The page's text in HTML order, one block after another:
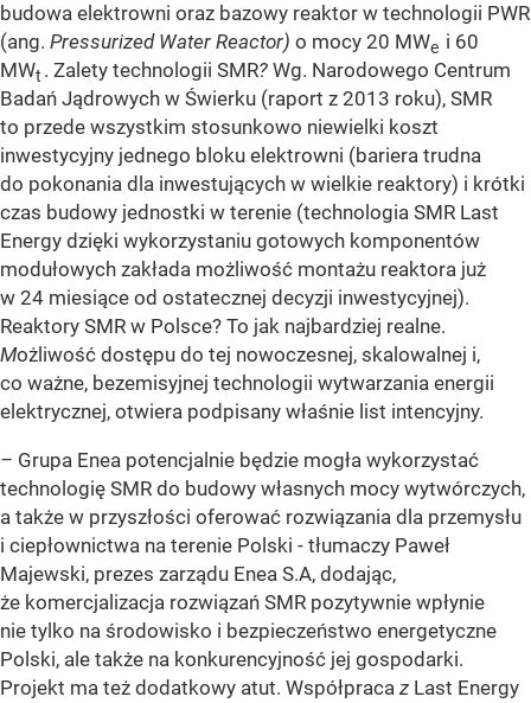
budowa elektrowni oraz bazowy reaktor w technologii PWR
(ang. Pressurized Water Reactor) o mocy 20 MWe i 60
MWt . Zalety technologii SMR? Wg. Narodowego Centrum
Badań Jądrowych w Świerku (raport z 2013 roku), SMR
to przede wszystkim stosunkowo niewielki koszt
inwestycyjny jednego bloku elektrowni (bariera trudna
do pokonania dla inwestujących w wielkie reaktory) i krótki
czas budowy jednostki w terenie (technologia SMR Last
Energy dzięki wykorzystaniu gotowych komponentów
modułowych zakłada możliwość montażu reaktora już
w 24 miesiące od ostatecznej decyzji inwestycyjnej).
Reaktory SMR w Polsce? To jak najbardziej realne.
Możliwość dostępu do tej nowoczesnej, skalowalnej i,
co ważne, bezemisyjnej technologii wytwarzania energii
elektrycznej, otwiera podpisany właśnie list intencyjny.
– Grupa Enea potencjalnie będzie mogła wykorzystać
technologię SMR do budowy własnych mocy wytwórczych,
a także w przyszłości oferować rozwiązania dla przemysłu
i ciepłownictwa na terenie Polski - tłumaczy Paweł
Majewski, prezes zarządu Enea S.A, dodając,
że komercjalizacja rozwiązań SMR pozytywnie wpłynie
nie tylko na środowisko i bezpieczeństwo energetyczne
Polski, ale także na konkurencyjność jej gospodarki.
Projekt ma też dodatkowy atut. Współpraca z Last Energy